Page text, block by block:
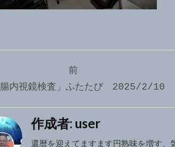
前
腸内視鏡検査」ふたたび 2025/2/10
作成者: user
還暦を迎えてますます円熟味を増す、